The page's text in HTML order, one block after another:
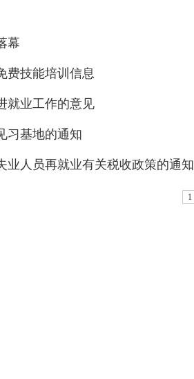
幕
费技能培训信息
就业工作的意见
习基地的通知
业人员再就业有关税收政策的通知
1